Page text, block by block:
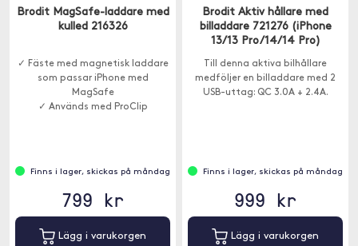
Brodit MagSafe-laddare med
kulled 216326
✓ Fäste med magnetisk laddare
som passar iPhone med
MagSafe
✓ Används med ProClip
Finns i lager, skickas på måndag
799 kr
Lägg i varukorgen
Brodit Aktiv hållare med
billaddare 721276 (iPhone
13/13 Pro/14/14 Pro)
Till denna aktiva bilhållare
medföljer en billaddare med 2
USB-uttag: QC 3.0A + 2.4A.
Finns i lager, skickas på måndag
999 kr
Lägg i varukorgen